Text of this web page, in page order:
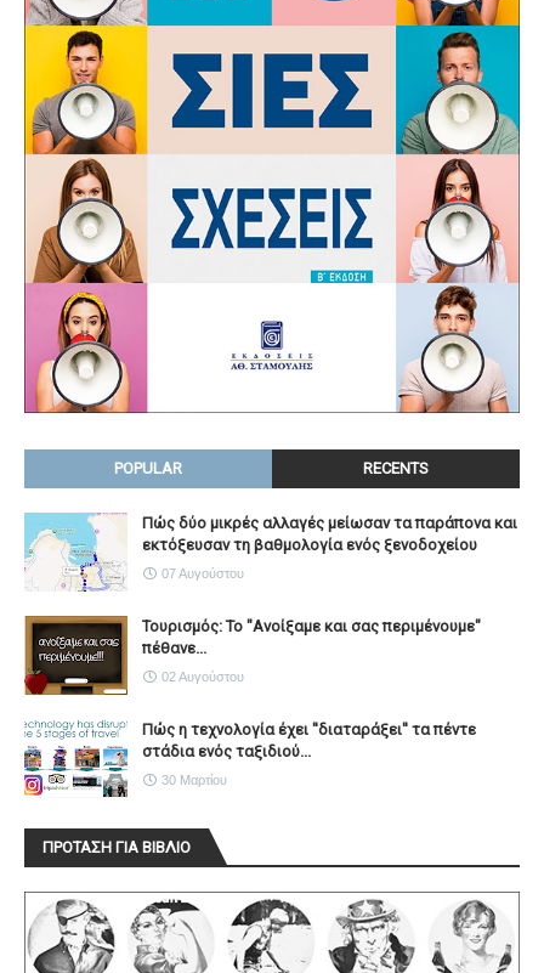
POPULAR RECENTS
Πώς δύο μικρές αλλαγές μείωσαν τα παράπονα και
εκτόξευσαν τη βαθμολογία ενός ξενοδοχείου
07 Αυγούστου
Τουρισμός: Το "Ανοίξαμε και σας περιμένουμε"
πέθανε...
02 Αυγούστου
Πώς η τεχνολογία έχει ''διαταράξει'' τα πέντε
στάδια ενός ταξιδιού...
30 Μαρτίου
ΠΡΟΤΑΣΗ ΓΙΑ ΒΙΒΛΙΟ